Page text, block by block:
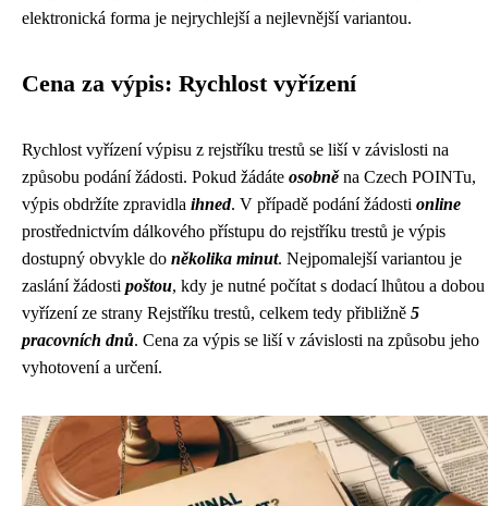
elektronická forma je nejrychlejší a nejlevnější variantou.
Cena za výpis: Rychlost vyřízení
Rychlost vyřízení výpisu z rejstříku trestů se liší v závislosti na
způsobu podání žádosti. Pokud žádáte osobněna Czech POINTu,
výpis obdržíte zpravidla ihned. V případě podání žádosti online
prostřednictvím dálkového přístupu do rejstříku trestů je výpis
dostupný obvykle do několika minut. Nejpomalejší variantou je
zaslání žádosti poštou, kdy je nutné počítat s dodací lhůtou a dobou
vyřízení ze strany Rejstříku trestů, celkem tedy přibližně 5
pracovních dnů. Cena za výpis se liší v závislosti na způsobu jeho
vyhotovení a určení.